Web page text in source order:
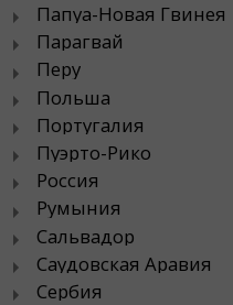
Папуа-Новая Гвинея
Парагвай
Перу
Польша
Португалия
Пуэрто-Рико
Россия
Румыния
Сальвадор
Саудовская Аравия
Сербия